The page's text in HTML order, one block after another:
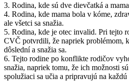
3. Rodina, kde sú dve dievčatká a
4. Rodina, kde mama bola v kóme,
ale všetci sa snažia.
5. Rodina, kde je otec invalid. Pri tejto
CVČ potvrdili, že napriek problémom,
dôslední a snažia sa.
6. Tejto rodine po konflikte rodičov
snažia, napriek tomu, že ich možnosti
spolužiaci sa učia a pripravujú na